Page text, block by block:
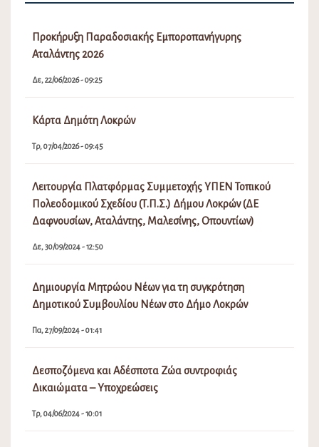
Προκήρυξη Παραδοσιακής Εμποροπανήγυρης
Αταλάντης 2026
Δε, 22/06/2026 - 09:25
Κάρτα Δημότη Λοκρών
Τρ, 07/04/2026 - 09:45
Λειτουργία Πλατφόρμας Συμμετοχής ΥΠΕΝ Τοπικού
Πολεοδομικού Σχεδίου (Τ.Π.Σ.) Δήμου Λοκρών (ΔΕ
Δαφνουσίων, Αταλάντης, Μαλεσίνης, Οπουντίων)
Δε, 30/09/2024 - 12:50
Δημιουργία Μητρώου Νέων για τη συγκρότηση
Δημοτικού Συμβουλίου Νέων στο Δήμο Λοκρών
Πα, 27/09/2024 - 01:41
Δεσποζόμενα και Αδέσποτα Ζώα συντροφιάς
Δικαιώματα – Υποχρεώσεις
Τρ, 04/06/2024 - 10:01